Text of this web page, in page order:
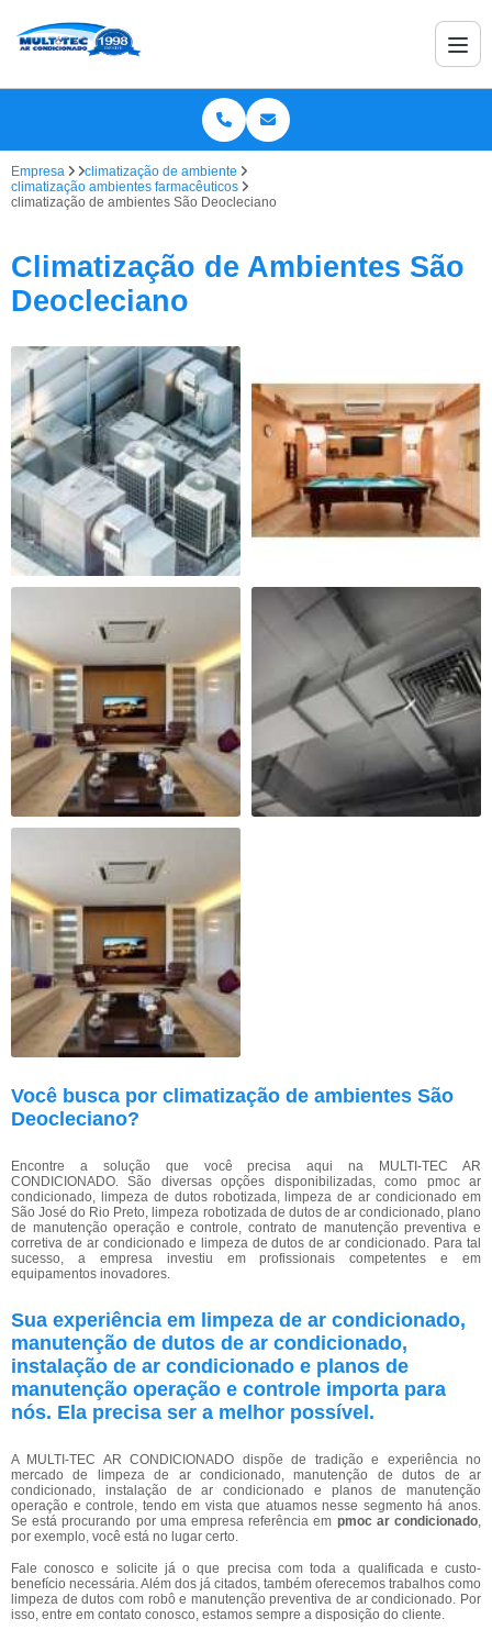
Empresa
climatização de ambiente
climatização ambientes farmacêuticos
climatização de ambientes São Deocleciano
Climatização de Ambientes São
Deocleciano
Você busca por climatização de ambientes São
Deocleciano?
Encontre a solução que você precisa aqui na MULTI-TEC AR
CONDICIONADO. São diversas opções disponibilizadas, como pmoc ar
condicionado, limpeza de dutos robotizada, limpeza de ar condicionado em
São José do Rio Preto, limpeza robotizada de dutos de ar condicionado, plano
de manutenção operação e controle, contrato de manutenção preventiva e
corretiva de ar condicionado e limpeza de dutos de ar condicionado. Para tal
sucesso, a empresa investiu em profissionais competentes e em
equipamentos inovadores.
Sua experiência em limpeza de ar condicionado,
manutenção de dutos de ar condicionado,
instalação de ar condicionado e planos de
manutenção operação e controle importa para
nós. Ela precisa ser a melhor possível.
A MULTI-TEC AR CONDICIONADO dispõe de tradição e experiência no
mercado de limpeza de ar condicionado, manutenção de dutos de ar
condicionado, instalação de ar condicionado e planos de manutenção
operação e controle, tendo em vista que atuamos nesse segmento há anos.
Se está procurando por uma empresa referência em pmoc ar condicionado,
por exemplo, você está no lugar certo.
Fale conosco e solicite já o que precisa com toda a qualificada e custo-
benefício necessária. Além dos já citados, também oferecemos trabalhos como
limpeza de dutos com robô e manutenção preventiva de ar condicionado. Por
isso, entre em contato conosco, estamos sempre a disposição do cliente.